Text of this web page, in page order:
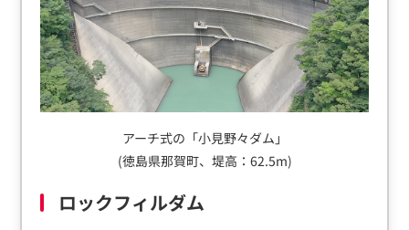
アーチ式の「小見野々ダム」
(徳島県那賀町、堤高：62.5m)
ロックフィルダム